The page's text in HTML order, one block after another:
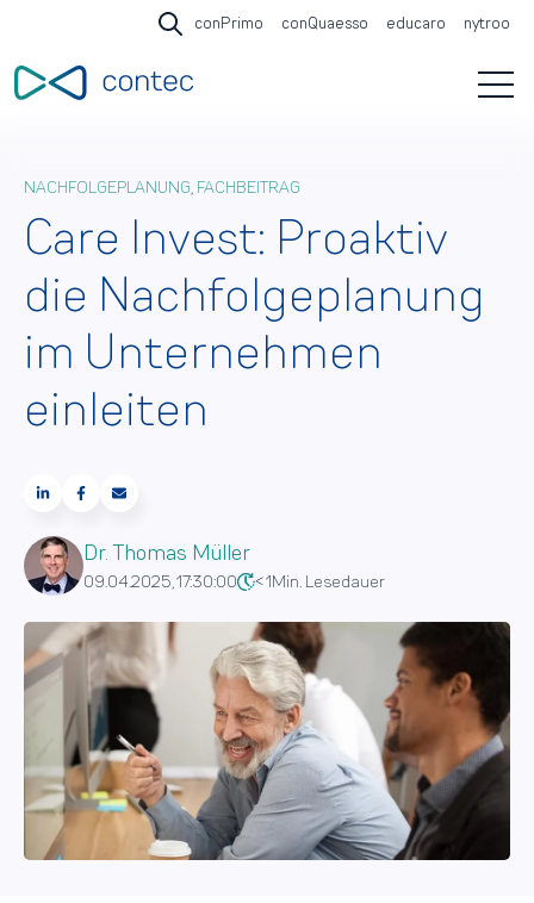
Open search
conPrimo conQuaesso educaro nytroo
NACHFOLGEPLANUNG, FACHBEITRAG
Care Invest: Proaktiv
die Nachfolgeplanung
im Unternehmen
einleiten
Dr. Thomas Müller
09.04.2025, 17:30:00 < 1Min. Lesedauer